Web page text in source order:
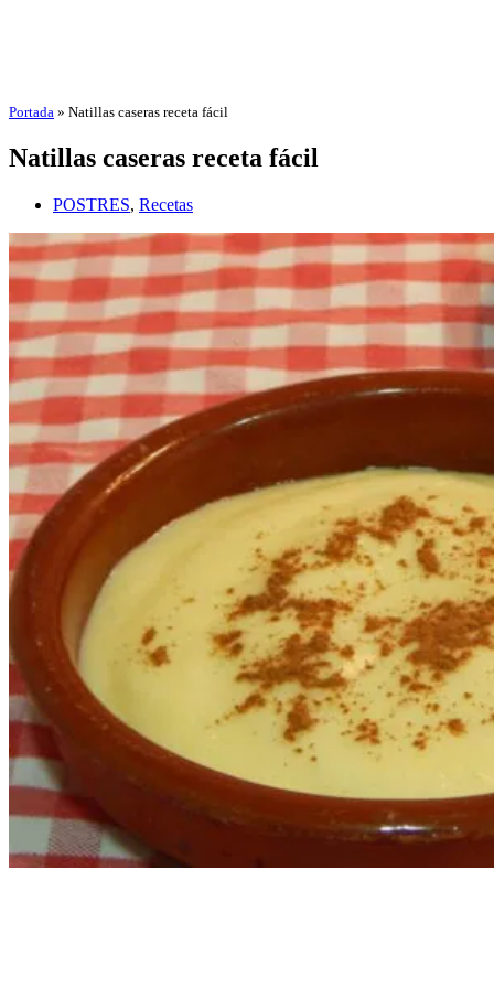
Portada » Natillas caseras receta fácil
Natillas caseras receta fácil
POSTRES, Recetas